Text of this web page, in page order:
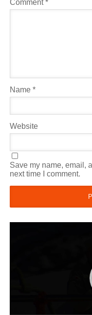
Comment*
Name *
Website
Save my name, email,
next time I comment.